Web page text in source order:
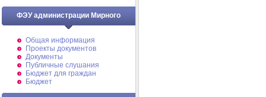
ФЭУ администрации Мирного
Общая информация
Проекты документов
Документы
Публичные слушания
Бюджет для граждан
Бюджет